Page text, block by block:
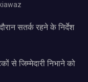
सतर्क रहने के निर्देश
से जिम्मेदारी निभाने को